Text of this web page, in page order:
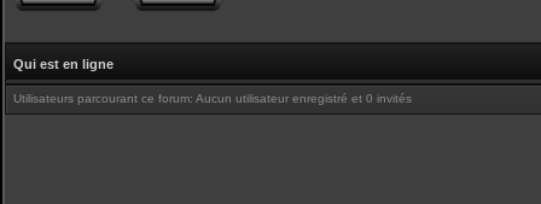
Qui est en ligne
Utilisateurs parcourant ce forum: Aucun utilisateur enregistré et 0 invités